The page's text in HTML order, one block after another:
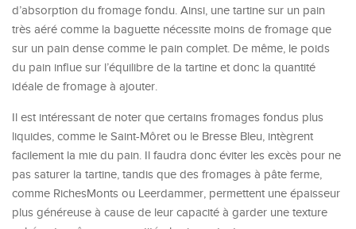
d’absorption du fromage fondu. Ainsi, une tartine sur un pain
très aéré comme la baguette nécessite moins de fromage que
sur un pain dense comme le pain complet. De même, le poids
du pain influe sur l’équilibre de la tartine et donc la quantité
idéale de fromage à ajouter.
Il est intéressant de noter que certains fromages fondus plus
liquides, comme le Saint-Môret ou le Bresse Bleu, intègrent
facilement la mie du pain. Il faudra donc éviter les excès pour ne
pas saturer la tartine, tandis que des fromages à pâte ferme,
comme RichesMonts ou Leerdammer, permettent une épaisseur
plus généreuse à cause de leur capacité à garder une texture